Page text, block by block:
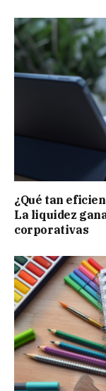
¿Qué tan
La liquidez
corporativas